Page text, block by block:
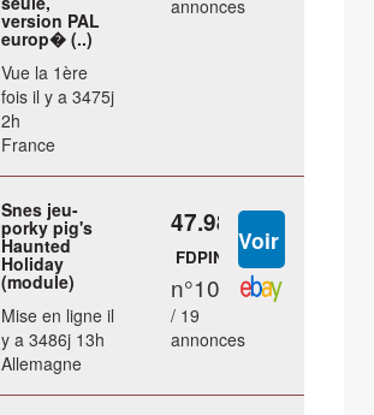
version PAL
europ� (..)
Vue la 1ère
fois il y a 3475j
2h
France
annonces
Snes jeu-
porky pig's
Haunted
Holiday
(module)
Mise en ligne il
y a 3486j 13h
Allemagne
47.98 €
FDPIN
n°10
/ 19
annonces